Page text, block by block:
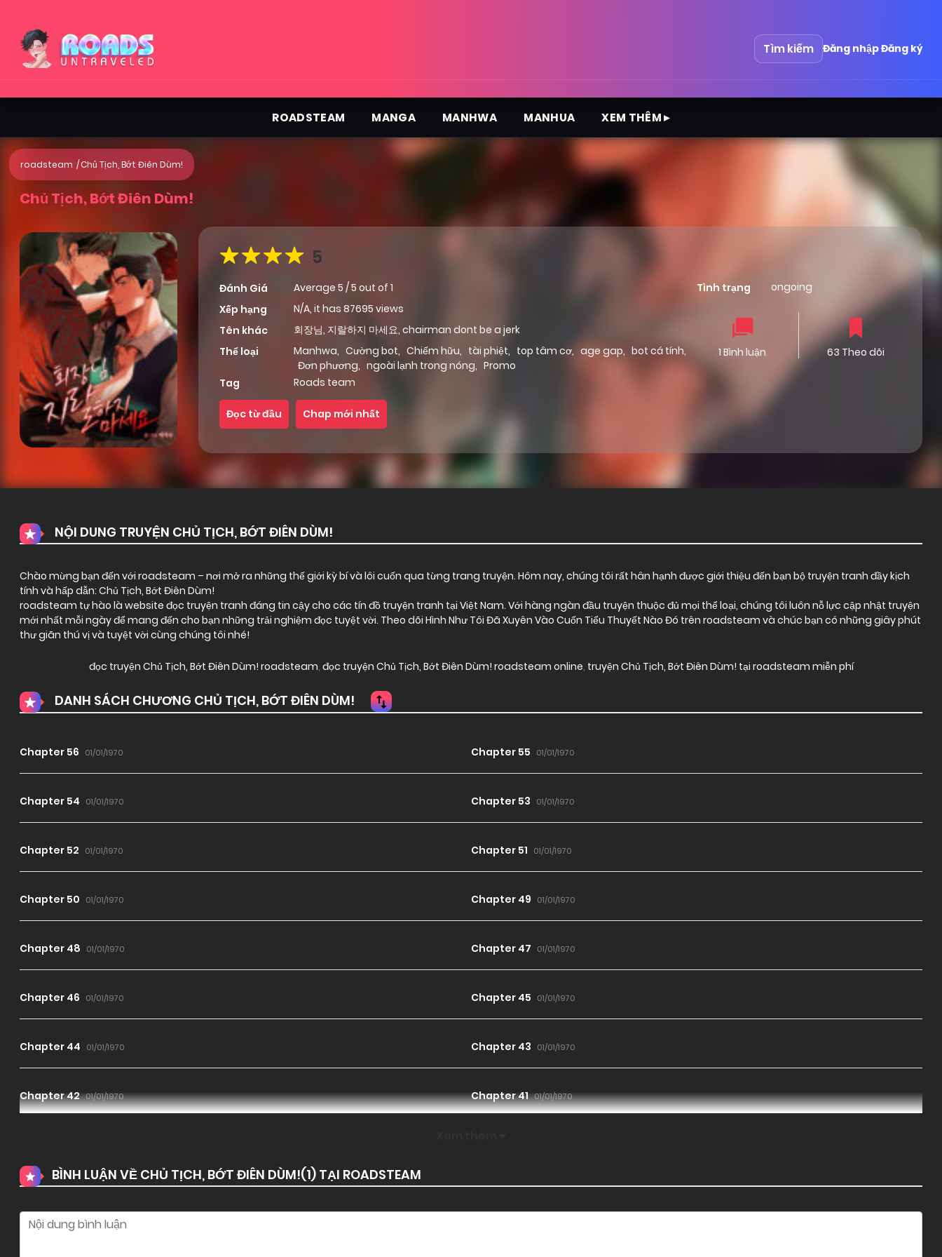
Tìm kiếm Đăng nhậpĐăng ký
ROADSTEAM MANGA MANHWA MANHUA XEM THÊM ▸
roadsteam Chủ Tịch, Bớt Điên Dùm!
Chủ Tịch, Bớt Điên Dùm!
5
Đánh Giá Average 5 /5 out of 1
Xếp hạng
N/A, it has 87695 views
Tên khác
회장님, 지랄하지 마세요, chairman dont be a jerk
Thể loại
Manhwa, Cường bot, Chiếm hữu, tài phiệt, top tâm cơ, age gap, bot cá tính,
Đơn phương, ngoài lạnh trong nóng, Promo
Tag
Roads team
Tình trạng ongoing
1 Bình luận 63 Theo dõi
Đọc từ đầu Chap mới nhất
NỘI DUNG TRUYỆN CHỦ TỊCH, BỚT ĐIÊN DÙM!
Chào mừng bạn đến với roadsteam – nơi mở ra những thế giới kỳ bí và lôi cuốn qua từng trang truyện. Hôm nay, chúng tôi rất hân hạnh được giới thiệu đến bạn bộ truyện tranh đầy kịch
tính và hấp dẫn: Chủ Tịch, Bớt Điên Dùm!
roadsteam tự hào là website đọc truyện tranh đáng tin cậy cho các tín đồ truyện tranh tại Việt Nam. Với hàng ngàn đầu truyện thuộc đủ mọi thể loại, chúng tôi luôn nỗ lực cập nhật truyện
mới nhất mỗi ngày để mang đến cho bạn những trải nghiệm đọc tuyệt vời. Theo dõi Hình Như Tôi Đã Xuyên Vào Cuốn Tiểu Thuyết Nào Đó trên roadsteam và chúc bạn có những giây phút
thư giãn thú vị và tuyệt vời cùng chúng tôi nhé!
đọc truyện Chủ Tịch, Bớt Điên Dùm! roadsteam, đọc truyện Chủ Tịch, Bớt Điên Dùm! roadsteam online, truyện Chủ Tịch, Bớt Điên Dùm! tại roadsteam miễn phí
DANH SÁCH CHƯƠNG CHỦ TỊCH, BỚT ĐIÊN DÙM!
Chapter 56 01/01/1970 Chapter 55 01/01/1970
Chapter 54 01/01/1970 Chapter 53 01/01/1970
Chapter 52 01/01/1970 Chapter 51 01/01/1970
Chapter 50 01/01/1970 Chapter 49 01/01/1970
Chapter 48 01/01/1970 Chapter 47 01/01/1970
Chapter 46 01/01/1970 Chapter 45 01/01/1970
Chapter 44 01/01/1970 Chapter 43 01/01/1970
Chapter 42 01/01/1970 Chapter 41 01/01/1970
BÌNH LUẬN VỀ CHỦ TỊCH, BỚT ĐIÊN DÙM!(1) TẠI ROADSTEAM